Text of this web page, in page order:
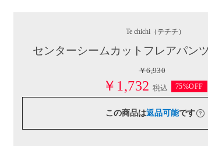
Te chichi （テチチ）
センターシームカットフレアパン
￥6,930
￥1,732 税込 75%OFF
この商品は返品可能です